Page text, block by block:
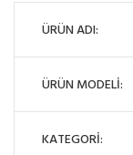
ÜRÜN ADI:
ÜRÜN MODELİ:
KATEGORİ: